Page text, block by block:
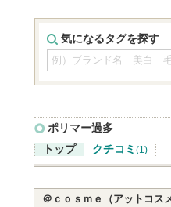
気になるタグを探す
ポリマー過多
トップ
クチコミ (1)
＠ｃｏｓｍｅ（アットコス